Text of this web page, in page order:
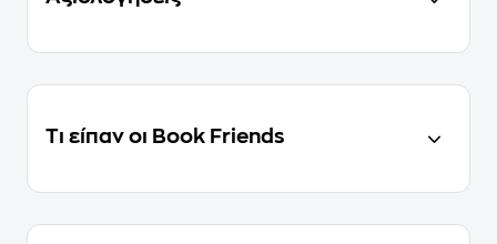
Τι είπαν οι Book Friends